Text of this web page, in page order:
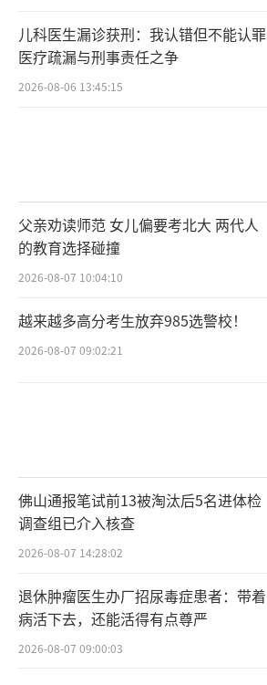
儿科医生漏诊获刑：我认错但不能认罪
医疗疏漏与刑事责任之争
2026-08-06 13:45:15
父亲劝读师范 女儿偏要考北大 两代人
的教育选择碰撞
2026-08-07 10:04:10
越来越多高分考生放弃985选警校！
2026-08-07 09:02:21
佛山通报笔试前13被淘汰后5名进体检
调查组已介入核查
2026-08-07 14:28:02
退休肿瘤医生办厂招尿毒症患者：带着
病活下去，还能活得有点尊严
2026-08-07 09:00:03